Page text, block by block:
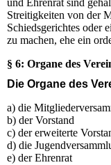
und Ehrenrat sind
Streitigkeiten von der
Schiedsgerichtes oder
zu machen, ehe ein
§ 6: Organe des
Die Organe des
a) die
b) der Vorstand
c) der erweiterte
d) die
e) der Ehrenrat